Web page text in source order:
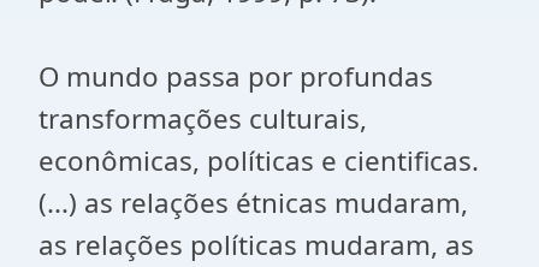
O mundo passa por profundas
transformações culturais,
econômicas, políticas e cientificas.
(...) as relações étnicas mudaram,
as relações políticas mudaram, as